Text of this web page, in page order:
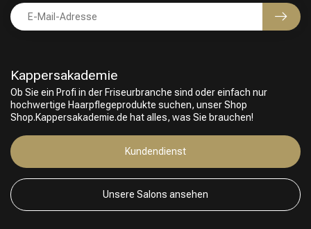
Kappersakademie
Ob Sie ein Profi in der Friseurbranche sind oder einfach nur
hochwertige Haarpflegeprodukte suchen, unser Shop
Shop.Kappersakademie.de hat alles, was Sie brauchen!
Kundendienst
Unsere Salons ansehen